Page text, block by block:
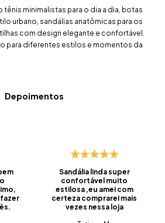
minimalistas para o dia a dia, botas
urbano, sandálias anatômicas para os
com design elegante e confortável.
para diferentes estilos e momentos da
Depoimentos
Sandália linda super
confortável muito
estilosa ,eu amei com
certeza comprarei mais
vezes nessa loja